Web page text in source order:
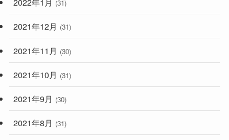
(31)
2021年12月 (31)
2021年11月 (30)
2021年10月 (31)
2021年9月 (30)
2021年8月 (31)